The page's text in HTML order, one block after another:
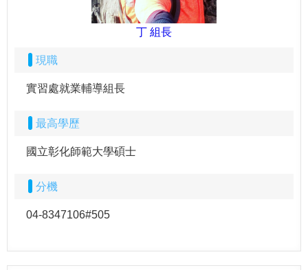
丁 組長
現職
實習處就業輔導組長
最高學歷
國立彰化師範大學碩士
分機
04-8347106#505